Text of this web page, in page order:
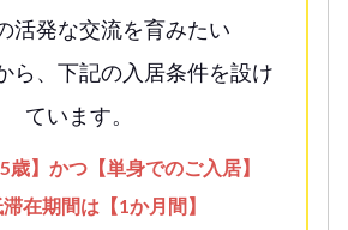
活発な交流を育みたい
ら、下記の入居条件を設け
ています。
歳】かつ【単身でのご入居】
在期間は【1か月間】